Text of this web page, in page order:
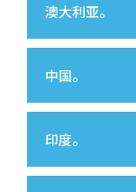
澳大利亚。
中国。
印度。